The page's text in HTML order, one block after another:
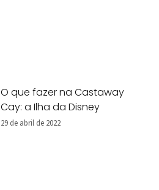
O que fazer na Castaway
Cay: a Ilha da Disney
29 de abril de 2022